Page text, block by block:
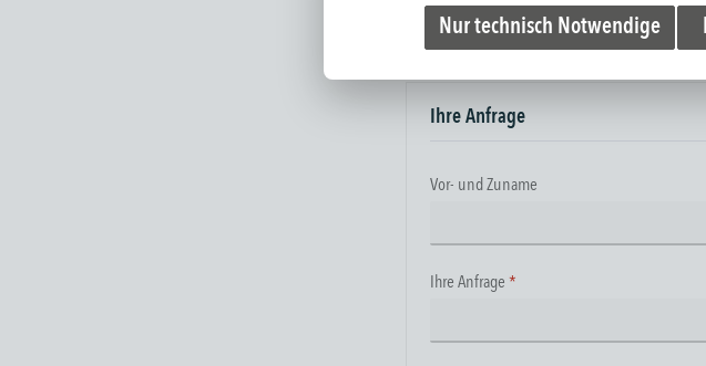
Ihre Anfrage
Vor- und Zuname
Ihre Anfrage *
Nur technisch Notwendige